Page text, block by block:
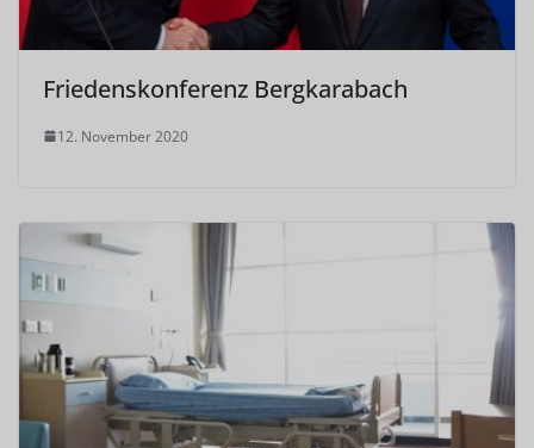
Friedenskonferenz Bergkarabach
12. November 2020